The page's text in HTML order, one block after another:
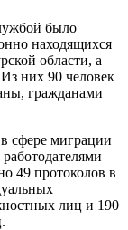
было
находящихся
области, а
них 90 человек
гражданами
сфере миграции
49 протоколов в
лиц и 190